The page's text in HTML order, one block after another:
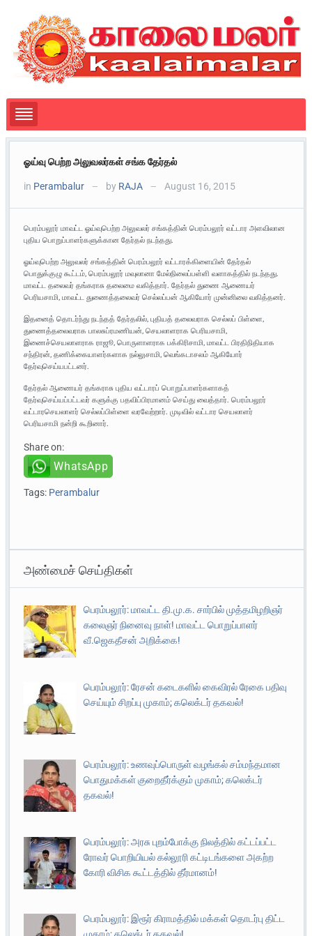
ஓய்வு பெற்ற அலுவலர்கள் சங்க தேர்தல்
in Perambalur — by RAJA — August 16, 2015
பெரம்பலூர் மாவட்ட ஓய்வுபெற்ற அலுவலர் சங்கத்தின் பெரம்பலூர் வட்டார அளவிலான
புதிய பொறுப்பாளர்களுக்கான தேர்தல் நடந்தது.
ஓய்வுபெற்ற அலுவலர் சங்கத்தின் பெரம்பலூர் வட்டாரக்கிளையின் தேர்தல்
பொதுக்குழு கூட்டம், பெரம்பலூர் மவுலானா மேல்நிலைப்பள்ளி வளாகத்தில் நடந்தது.
மாவட்ட தலைவர் தங்கராசு தலைமை வகித்தார். தேர்தல் துணை ஆணையர்
பெரியசாமி, மாவட்ட துணைத்தலைவர் செல்லப்பன் ஆகியோர் முன்னிலை வகித்தனர்.
இதனைத் தொடர்ந்து நடந்தத் தேர்தலில், புதியத் தலைவராக செல்லப் பிள்ளை,
துணைத்தலைவராக பாலசுப்ரமணியன், செயலாளராக பெரியசாமி,
இணைச்செயலாளராக ராஜூ, பொருளாளராக பக்கிரிசாமி, மாவட்ட பிரதிநிதியாக
சந்திரன், தணிக்கையாளர்களாக நல்லுசாமி, வெங்கடாசலம் ஆகியோர்
தேர்வுசெய்யபட்டனர்.
தேர்தல் ஆணையர் தங்கராசு புதிய வட்டாரப் பொறுப்பாளர்களாகத்
தேர்வுசெய்யப்பட்டவர் களுக்கு பதவிப்பிரமானம் செய்து வைத்தார். பெரம்பலூர்
வட்டாரசெயலாளர் செல்லப்பிள்ளை வரவேற்றார். முடிவில் வட்டார செயலாளர்
பெரியசாமி நன்றி கூறினார்.
Share on:
WhatsApp
Tags: Perambalur
அண்மைச் செய்திகள்
பெரம்பலூர்: மாவட்ட தி.மு.க. சார்பில் முத்தமிழறிஞர்
கலைஞர் நினைவு நாள்! மாவட்ட பொறுப்பாளர்
வீ.ஜெகதீசன் அறிக்கை!
பெரம்பலூர்: ரேசன் கடைகளில் கைவிரல் ரேகை பதிவு
செய்யும் சிறப்பு முகாம்; கலெக்டர் தகவல்!
பெரம்பலூர்: உணவுப்பொருள் வழங்கல் சம்மந்தமான
பொதுமக்கள் குறைதீர்க்கும் முகாம்; கலெக்டர்
தகவல்!
பெரம்பலூர்: அரசு புறம்போக்கு நிலத்தில் கட்டப்பட்ட
ரோவர் பொறியியல் கல்லூரி கட்டிடங்களை அகற்ற
கோரி விசிக கூட்டத்தில் தீர்மானம்!
பெரம்பலூர்: இரூர் கிராமத்தில் மக்கள் தொடர்பு திட்ட